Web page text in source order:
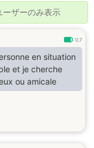
ーザーのみ表示
0.7
en situation
et je cherche
ou amicale